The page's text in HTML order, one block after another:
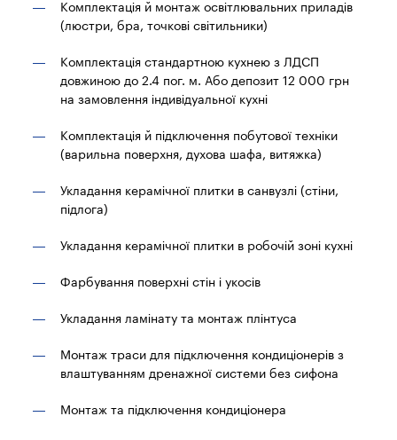
Комплектація й монтаж освітлювальних приладів
(люстри, бра, точкові світильники)
Комплектація стандартною кухнею з ЛДСП
довжиною до 2.4 пог. м. Або депозит 12 000 грн
на замовлення індивідуальної кухні
Комплектація й підключення побутової техніки
(варильна поверхня, духова шафа, витяжка)
Укладання керамічної плитки в санвузлі (стіни,
підлога)
Укладання керамічної плитки в робочій зоні кухні
Фарбування поверхні стін і укосів
Укладання ламінату та монтаж плінтуса
Монтаж траси для підключення кондиціонерів з
влаштуванням дренажної системи без сифона
Монтаж та підключення кондиціонера